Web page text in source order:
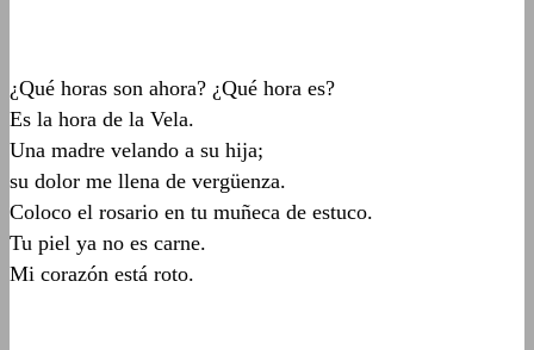
¿Qué horas son ahora? ¿Qué hora es?
Es la hora de la Vela.
Una madre velando a su hija;
su dolor me llena de vergüenza.
Coloco el rosario en tu muñeca de estuco.
Tu piel ya no es carne.
Mi corazón está roto.